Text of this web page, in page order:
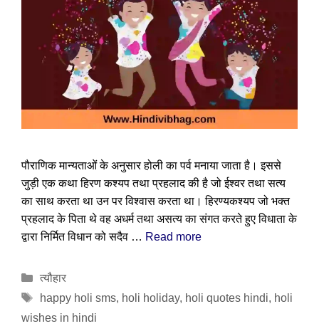
पौराणिक मान्यताओं के अनुसार होली का पर्व मनाया जाता है। इससे
जुड़ी एक कथा हिरण कश्यप तथा प्रहलाद की है जो ईश्वर तथा सत्य
का साथ करता था उन पर विश्वास करता था। हिरण्यकश्यप जो भक्त
प्रहलाद के पिता थे वह अधर्म तथा असत्य का संगत करते हुए विधाता के
द्वारा निर्मित विधान को सदैव … Read more
Categories
त्यौहार
Tags
happy holi sms, holi holiday, holi quotes hindi, holi
wishes in hindi